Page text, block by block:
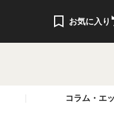
お気に入り
コラム・エ